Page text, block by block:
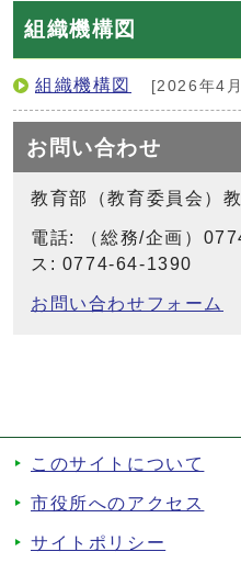
組織機構図
組織機構図 [2026年4
お問い合わせ
教育部（教育委員会）
電話: （総務/企画）
ス: 0774-64-1390
お問い合わせフォーム
このサイトについて
市役所へのアクセス
サイトポリシー